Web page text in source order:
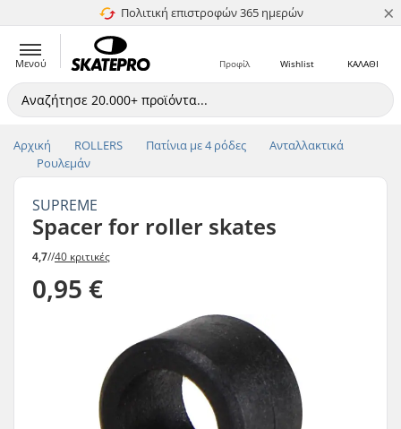
Πολιτική επιστροφών 365 ημερών
4.8 στα 5 ×
Μενού ΚΑΛΑΘΙ
Wishlist
Προφίλ
Αρχική ROLLERS Πατίνια με 4 ρόδες
Ανταλλακτικά
Ρουλεμάν
SUPREME
Spacer for roller skates
4,7//40 κριτικές
0,95 €